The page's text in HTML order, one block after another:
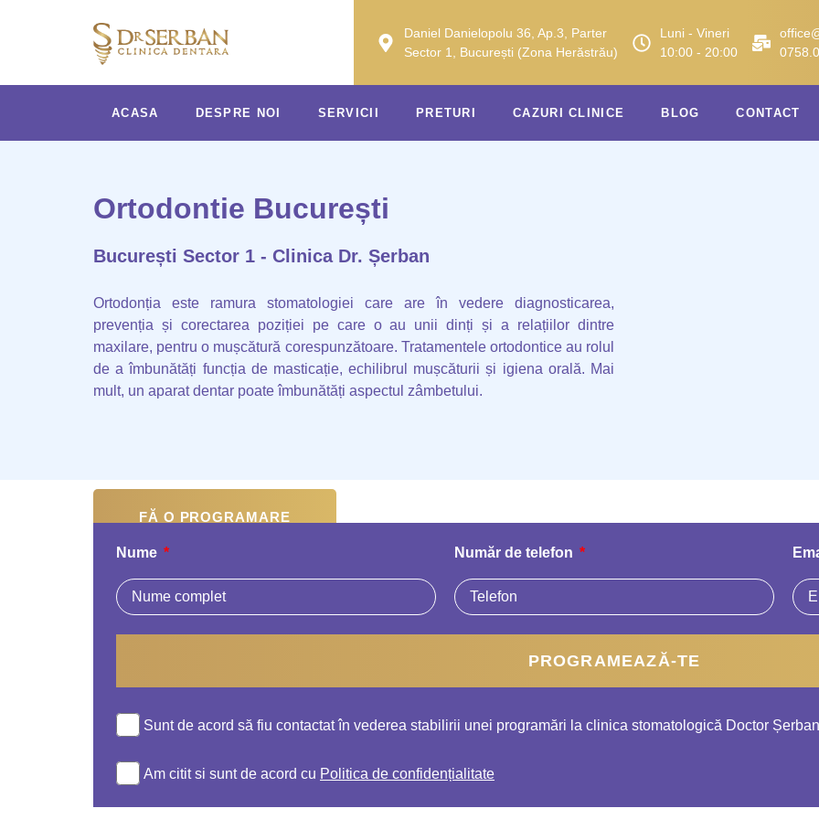
Daniel Danielopolu 36, Ap.3, Parter
Sector 1, București (Zona Herăstrău)
Luni - Vineri
10:00 - 20:00
ACASA DESPRE NOI SERVICII PRETURI CAZURI CLINICE BLOG CONTACT
Ortodontie București
București Sector 1 - Clinica Dr. Șerban
Ortodonția este ramura stomatologiei care are în vedere diagnosticarea,
prevenția și corectarea poziției pe care o au unii dinți și a relațiilor dintre
maxilare, pentru o mușcătură corespunzătoare. Tratamentele ortodontice au rolul
de a îmbunătăți funcția de masticație, echilibrul mușcăturii și igiena orală. Mai
mult, un aparat dentar poate îmbunătăți aspectul zâmbetului.
FĂ O PROGRAMARE
Nume Număr de telefon
Sunt de acord să fiu contactat în vederea stabilirii unei programări la clinica stomatologică Doctor
Am citit si sunt de acord cu Politica de confidențialitate
PROGRAMEAZĂ-TE